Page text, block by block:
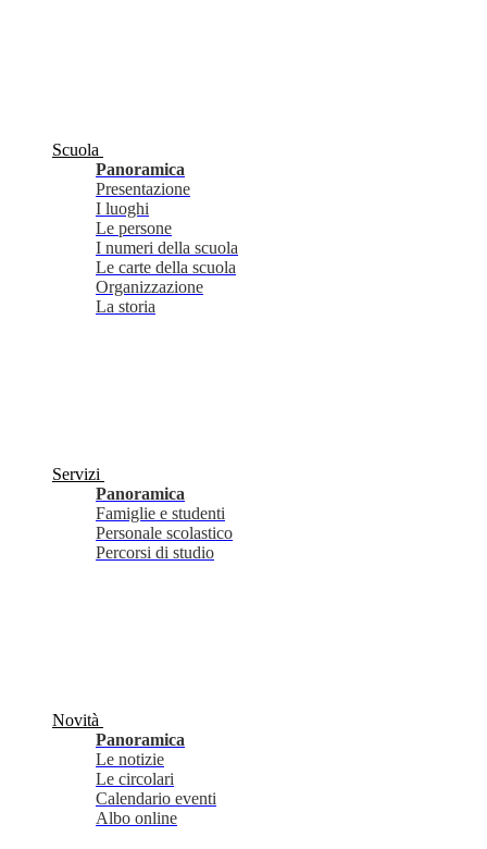
Scuola
Panoramica
Presentazione
I luoghi
Le persone
I numeri della scuola
Le carte della scuola
Organizzazione
La storia
Servizi
Panoramica
Famiglie e studenti
Personale scolastico
Percorsi di studio
Novità
Panoramica
Le notizie
Le circolari
Calendario eventi
Albo online